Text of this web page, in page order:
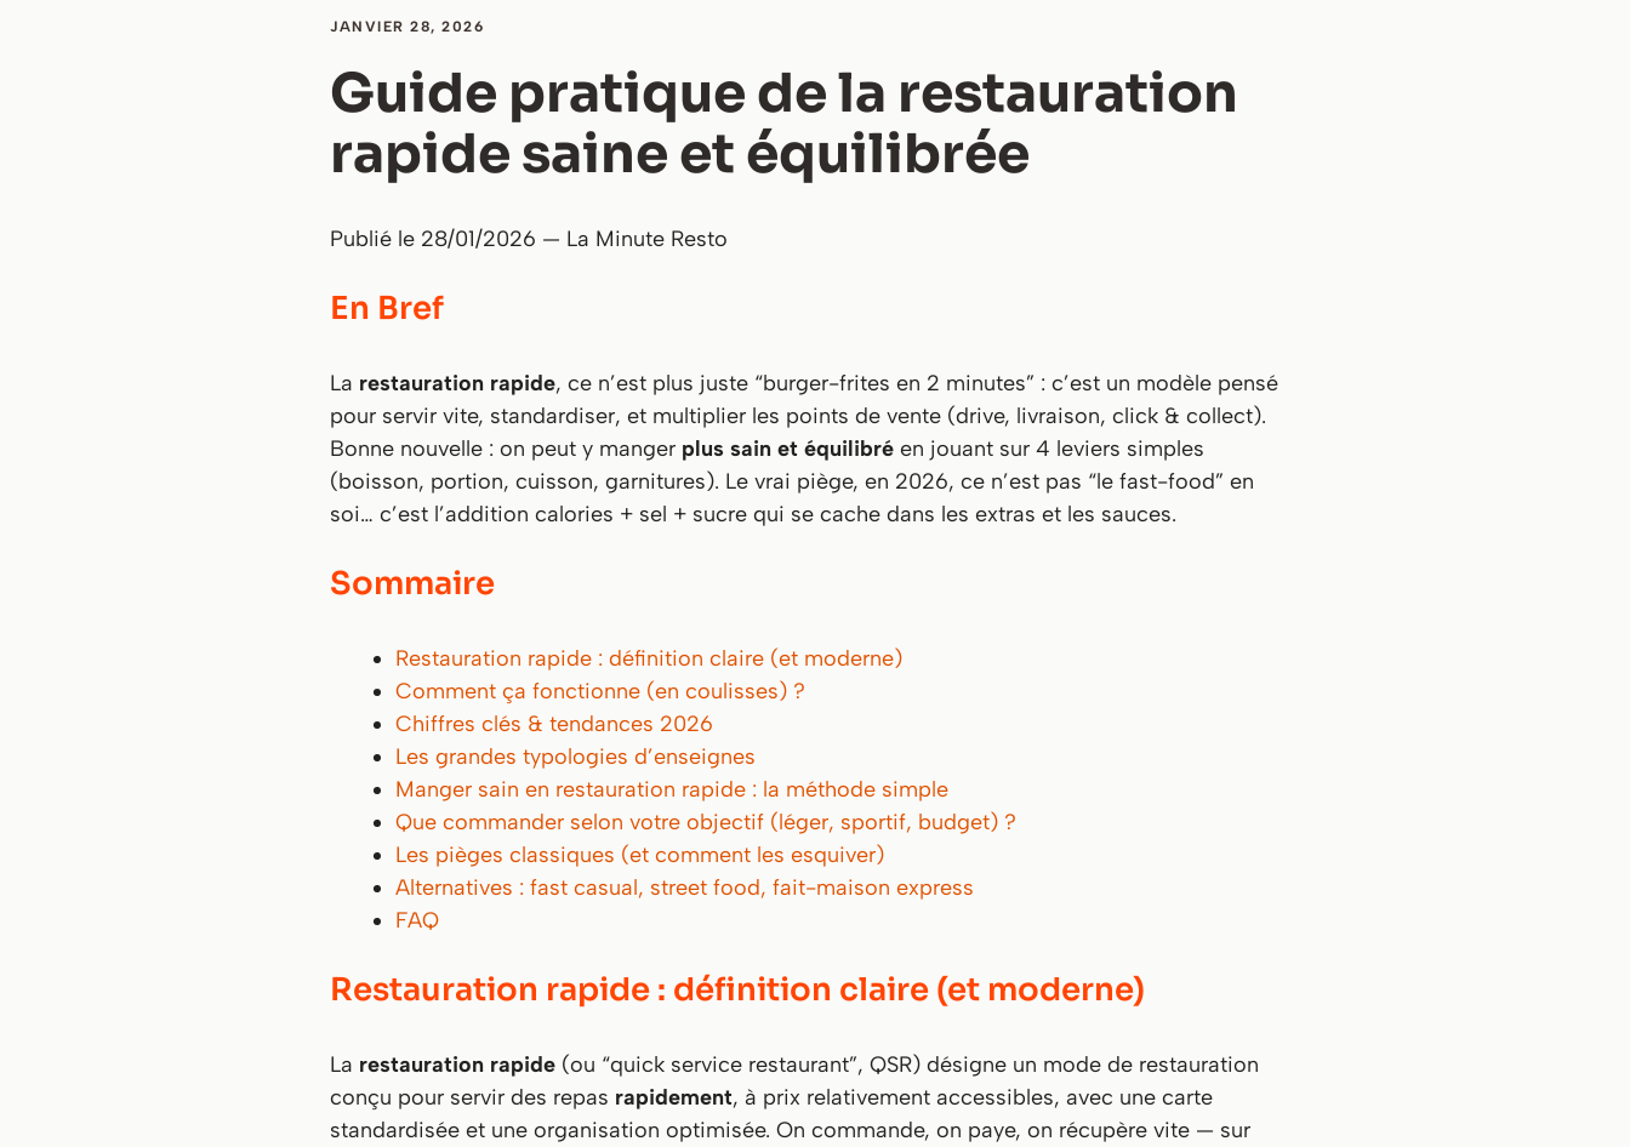
JANVIER 28, 2026
Guide pratique de la restauration
rapide saine et équilibrée
Publié le 28/01/2026 — La Minute Resto
En Bref
La restauration rapide, ce n’est plus juste “burger-frites en 2 minutes” : c’est un modèle pensé
pour servir vite, standardiser, et multiplier les points de vente (drive, livraison, click & collect).
Bonne nouvelle : on peut y manger plus sain et équilibré en jouant sur 4 leviers simples
(boisson, portion, cuisson, garnitures). Le vrai piège, en 2026, ce n’est pas “le fast-food” en
soi… c’est l’addition calories + sel + sucre qui se cache dans les extras et les sauces.
Sommaire
Restauration rapide : définition claire (et moderne)
Comment ça fonctionne (en coulisses) ?
Chiffres clés & tendances 2026
Les grandes typologies d’enseignes
Manger sain en restauration rapide : la méthode simple
Que commander selon votre objectif (léger, sportif, budget) ?
Les pièges classiques (et comment les esquiver)
Alternatives : fast casual, street food, fait-maison express
FAQ
Restauration rapide : définition claire (et moderne)
La restauration rapide (ou “quick service restaurant”, QSR) désigne un mode de restauration
conçu pour servir des repas rapidement, à prix relativement accessibles, avec une carte
standardisée et une organisation optimisée. On commande, on paye, on récupère vite — sur